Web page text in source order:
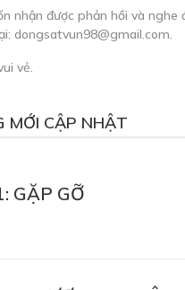
nhận được phản hồi và
dongsatvun98@gmail.com
vẻ.
MỚI CẬP NHẬT
GẶP GỠ